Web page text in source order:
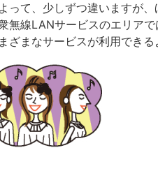
って、少しずつ違いますが
無線LANサービスのエリア
ざまなサービスが利用できる